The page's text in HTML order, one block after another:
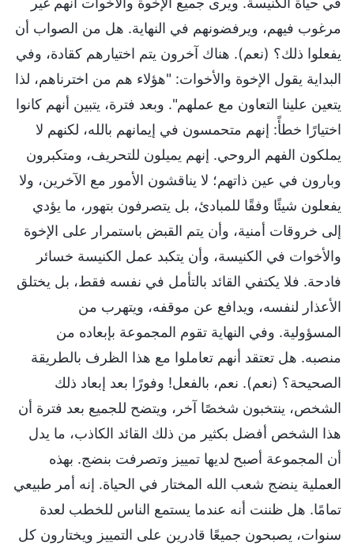
مرغوب فيهم، ويرفضونهم في النهاية. هل من الصواب أن
يفعلوا ذلك؟ (نعم). هناك آخرون يتم اختيارهم كقادة، وفي
البداية يقول الإخوة والأخوات: "هؤلاء هم من اخترناهم، لذا
يتعين علينا التعاون مع عملهم". وبعد فترة، يتبين أنهم كانوا
اختيارًا خطأً: إنهم متحمسون في إيمانهم بالله، لكنهم لا
يملكون الفهم الروحي. إنهم يميلون للتحريف، ومتكبرون
وبارون في عين ذاتهم؛ لا يناقشون الأمور مع الآخرين، ولا
يفعلون شيئًا وفقًا للمبادئ، بل يتصرفون بتهور، ما يؤدي
إلى خروقات أمنية، وأن يتم القبض باستمرار على الإخوة
والأخوات في الكنيسة، وأن يتكبد عمل الكنيسة خسائر
فادحة. فلا يكتفي القائد بالتأمل في نفسه فقط، بل يختلق
الأعذار لنفسه، ويدافع عن موقفه، ويتهرب من
المسؤولية. وفي النهاية تقوم المجموعة بإبعاده من
منصبه. هل تعتقد أنهم تعاملوا مع هذا الظرف بالطريقة
الصحيحة؟ (نعم). نعم، بالفعل! وفورًا بعد إبعاد ذلك
الشخص، ينتخبون شخصًا آخر، ويتضح للجميع بعد فترة أن
هذا الشخص أفضل بكثير من ذلك القائد الكاذب، ما يدل
أن المجموعة أصبح لديها تمييز وتصرفت بنضج. بهذه
العملية ينضج شعب الله المختار في الحياة. إنه أمر طبيعي
تمامًا. هل ظننت أنه عندما يستمع الناس للخطب لعدة
سنوات، يصبحون جميعًا قادرين على التمييز ويختارون كل